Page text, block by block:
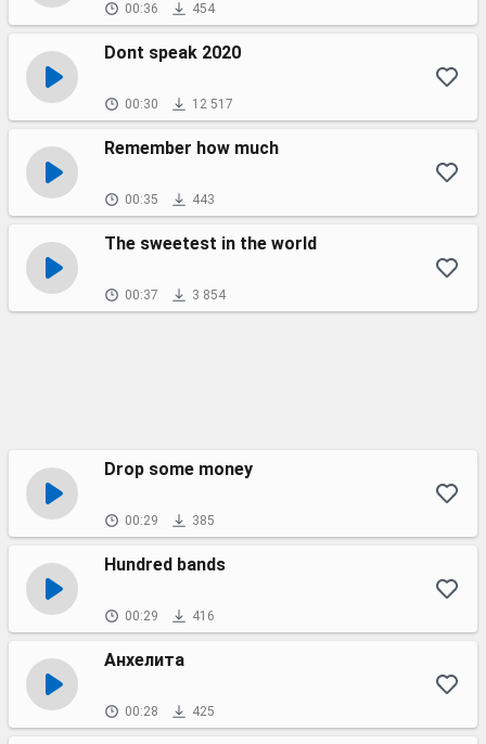
00:36 454
Dont speak 2020
00:30 12 517
Remember how much
00:35 443
The sweetest in the world
00:37 3 854
Drop some money
00:29 385
Hundred bands
00:29 416
Анхелита
00:28 425